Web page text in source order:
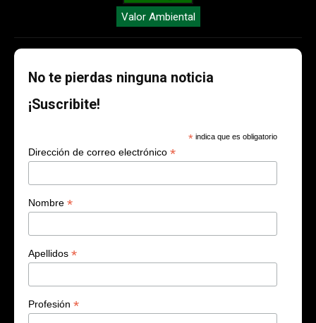
Valor Ambiental
No te pierdas ninguna noticia
¡Suscribite!
* indica que es obligatorio
Dirección de correo electrónico *
Nombre *
Apellidos *
Profesión *